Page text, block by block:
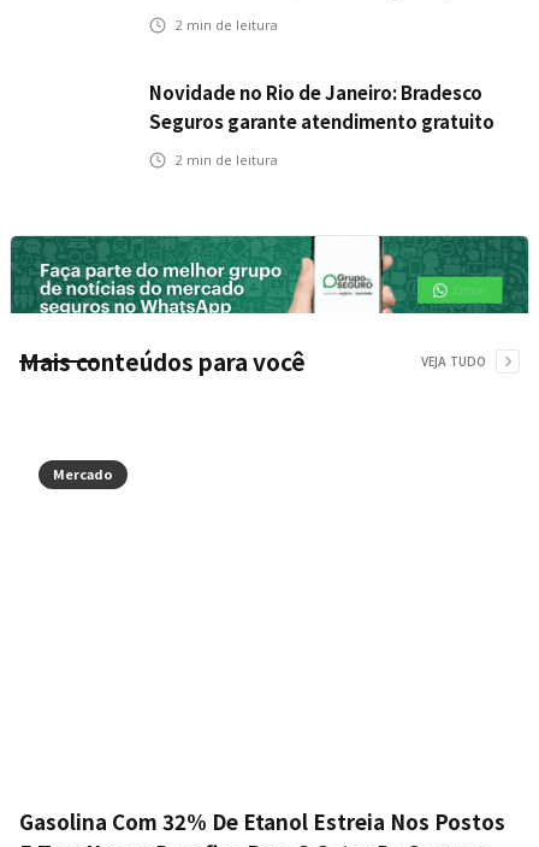
veículos elétricos da Bradesco Seguros
2 min de leitura
Novidade no Rio de Janeiro: Bradesco
Seguros garante atendimento gratuito
na Ponte Rio-Niterói
2 min de leitura
Mais conteúdos para você VEJA TUDO
Mercado
Gasolina Com 32% De Etanol Estreia Nos Postos